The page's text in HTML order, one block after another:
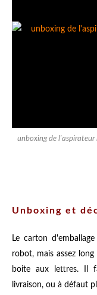
unboxing de l'aspirateur
Unboxing et
Le carton
robot, mais assez
boite aux lettres. Il
livraison, ou à défaut